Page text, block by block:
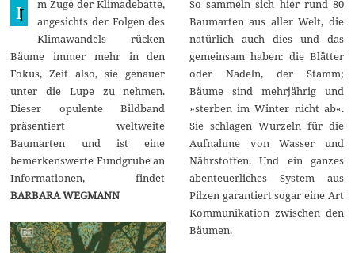
ä
z
2
0
2
4
I
m Zuge der Klimadebatte,
angesichts der Folgen des
Klimawandels rücken
Bäume immer mehr in den
Fokus, Zeit also, sie genauer
unter die Lupe zu nehmen.
Dieser opulente Bildband
präsentiert weltweite
Baumarten und ist eine
bemerkenswerte Fundgrube an
Informationen, findet
BARBARA WEGMANN
So sammeln sich hier rund 80
Baumarten aus aller Welt, die
natürlich auch dies und das
gemeinsam haben: die Blätter
oder Nadeln, der Stamm;
Bäume sind mehrjährig und
»sterben im Winter nicht ab«.
Sie schlagen Wurzeln für die
Aufnahme von Wasser und
Nährstoffen. Und ein ganzes
abenteuerliches System aus
Pilzen garantiert sogar eine Art
Kommunikation zwischen den
Bäumen.